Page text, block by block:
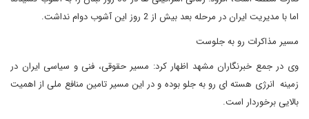
اما با مدیریت ایران در مرحله بعد بیش از 2 روز این آشوب دوام نداشت.
مسیر مذاکرات رو به جلوست
وی در جمع خبرنگاران مشهد اظهار کرد: مسیر حقوقی، فنی و سیاسی ایران در
زمینه انرژی هسته ای رو به جلو بوده و در این مسیر تامین منافع ملی از اهمیت
بالایی برخوردار است.